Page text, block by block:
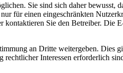
Sie sind sich daher
für einen eingeschränkten
kontaktieren Sie den Betreiber.
an Dritte weitergeben. Dies
rechtlicher Interessen erforderlich